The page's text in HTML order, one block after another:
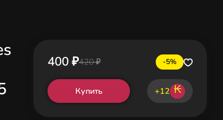
400 ₽420 ₽ -5%
Купить +12 ₭